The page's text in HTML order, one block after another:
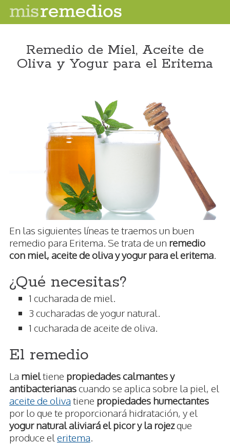
Remedio de Miel, Aceite de
Oliva y Yogur para el Eritema
En las siguientes líneas te traemos un buen
remedio para Eritema. Se trata de un remedio
con miel, aceite de oliva y yogur para el eritema
¿Qué necesitas?
1 cucharada de miel.
3 cucharadas de yogur natural.
1 cucharada de aceite de oliva.
El remedio
La miel tiene propiedades calmantes y
antibacterianascuando se aplica sobre la piel, el
aceite de oliva tiene propiedades humectantes
por lo que te proporcionará hidratación, y el
yogur natural aliviará el picor y la rojezque
produce el eritema